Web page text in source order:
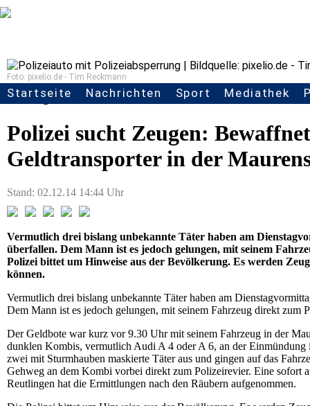
Seitennavigation
Startseite Nachrichten Sport Mediathek
Foto: pixelio.de - Tim Reckmann
Metzingen:
Polizei sucht Zeugen:
Geldtransporter in der
Stand: 02.12.14 14:44 Uhr
Vermutlich drei bislang unbekannte Täter haben am
überfallen. Dem Mann ist es jedoch gelungen, mit seinem
Polizei bittet um Hinweise aus der Bevölkerung. Es werden
können.
Vermutlich drei bislang unbekannte Täter haben am
Dem Mann ist es jedoch gelungen, mit seinem Fahrzeug direkt zum
Der Geldbote war kurz vor 9.30 Uhr mit seinem Fahrzeug in der
dunklen Kombis, vermutlich Audi A 4 oder A 6, an der
zwei mit Sturmhauben maskierte Täter aus und gingen auf das
Gehweg an dem Kombi vorbei direkt zum Polizeirevier. Eine sofort
Reutlingen hat die Ermittlungen nach den Räubern aufgenommen.